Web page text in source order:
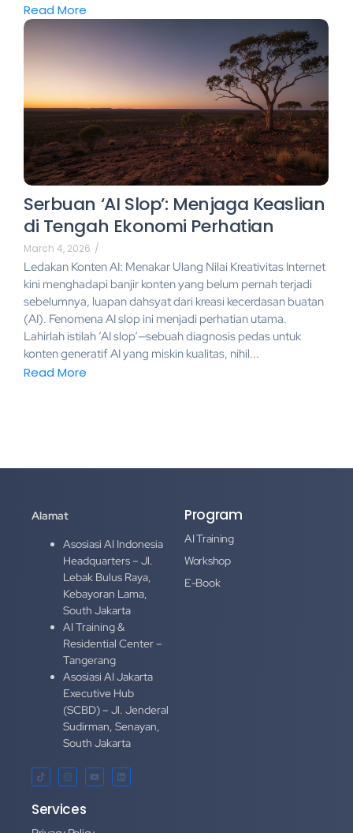
Read More
Serbuan ‘AI Slop’: Menjaga Keaslian
di Tengah Ekonomi Perhatian
March 4, 2026 /
Ledakan Konten AI: Menakar Ulang Nilai Kreativitas Internet
kini menghadapi banjir konten yang belum pernah terjadi
sebelumnya, luapan dahsyat dari kreasi kecerdasan buatan
(AI). Fenomena AI slop ini menjadi perhatian utama.
Lahirlah istilah ‘AI slop‘—sebuah diagnosis pedas untuk
konten generatif AI yang miskin kualitas, nihil...
Read More
Alamat
Asosiasi AI Indonesia
Headquarters – Jl.
Lebak Bulus Raya,
Kebayoran Lama,
South Jakarta
AI Training &
Residential Center –
Tangerang
Asosiasi AI Jakarta
Executive Hub
(SCBD) – Jl. Jenderal
Sudirman, Senayan,
South Jakarta
Program
AI Training
Workshop
E-Book
Services